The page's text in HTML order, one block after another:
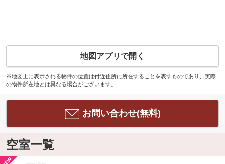
地図アプリで開く
※地図上に表示される物件の位置は付近住所に所在することを表すものであり、実際
の物件所在地とは異なる場合がございます。
お問い合わせ(無料)
空室一覧